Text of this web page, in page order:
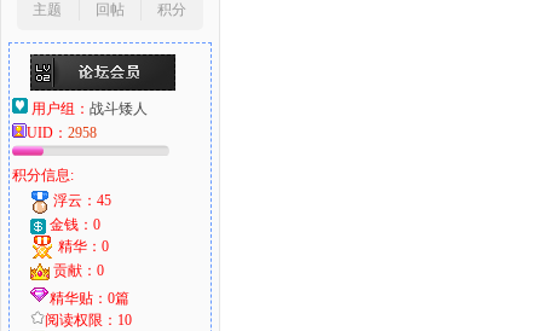
主题
回帖
积分
用户组： 战斗矮人
UID： 2958
积分信息:
浮云：45
金钱：0
精华：0
贡献：0
精华贴：0篇
阅读权限：10